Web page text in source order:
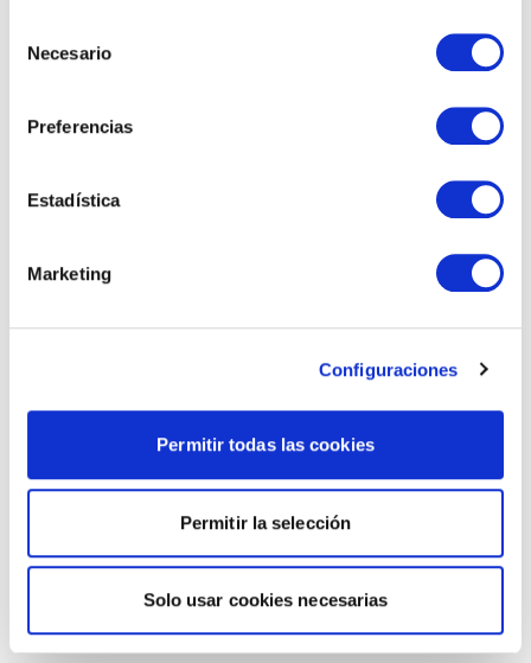
Necesario
Preferencias
Estadística
Marketing
Configuraciones
Permitir todas las cookies
Permitir la selección
Solo usar cookies necesarias